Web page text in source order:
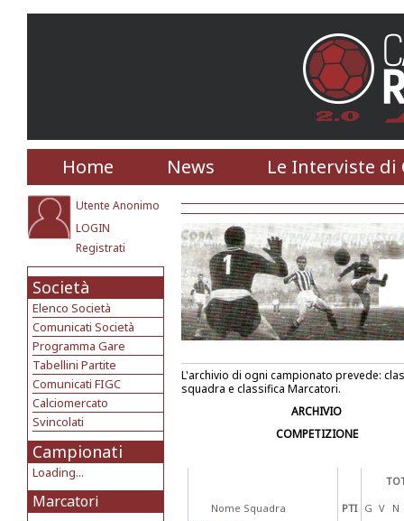
Home News Le Interviste di
Utente Anonimo
LOGIN
Registrati
Società
Elenco Società
Comunicati Società
Programma Gare
Tabellini Partite
Comunicati FIGC
Calciomercato
Svincolati
Campionati
Loading...
Marcatori
L'archivio di ogni campionato prevede:
squadra e classifica Marcatori.
ARCHIVIO
COMPETIZIONE
Nome Squadra
PTI G V N